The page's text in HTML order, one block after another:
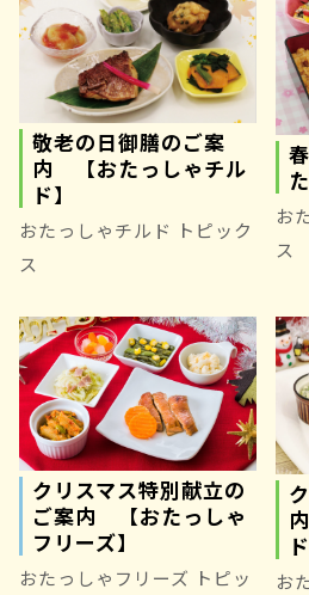
敬老の日御膳のご案
内 【おたっしゃチル
ド】
おたっしゃチルド トピック
ス
お
ス
クリスマス特別献立の
ご案内 【おたっしゃ
フリーズ】
おたっしゃフリーズ トピッ
お